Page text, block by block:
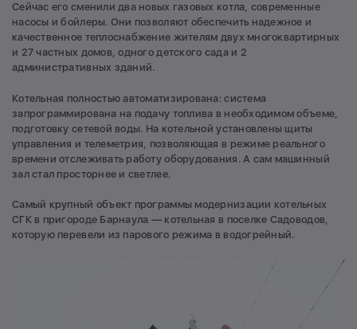
Сейчас его сменили два новых газовых котла, современные
насосы и бойлеры. Они позволяют обеспечить надежное и
качественное теплоснабжение жителям двух многоквартирных
и 27 частных домов, одного детского сада и 2
административных зданий.
Котельная полностью автоматизирована: система
запрограммирована на подачу топлива в необходимом объеме,
подготовку сетевой воды. На котельной установлены щиты
управления и телеметрия, позволяющая в режиме реального
времени отслеживать работу оборудования. А сам машинный
зал стал просторнее и светлее.
Самый крупный объект программы модернизации котельных
СГК в пригороде Барнаула — котельная в поселке Садоводов,
которую перевели из парового режима в водогрейный.